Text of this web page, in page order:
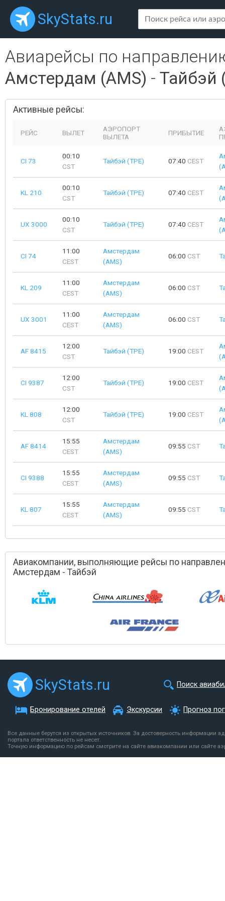
SkyStats.ru
Авиарейсы по
Амстердам (AMS) - Тайбэй
Активные рейсы:
РЕЙС ВЫЛЕТ
АЭРОПОРТ
ВЫЛЕТА
ПРИБЫТИЕ
CI 73
00:10
CST
Тайбэй (TPE) 07:40 CEST
KL 210
00:10
CST
Тайбэй (TPE) 07:40 CEST
UX 3000
00:10
CST
Тайбэй (TPE) 07:40 CEST
CI 74
11:00
CEST
Амстердам
(AMS)
06:00 CST
KL 209
11:00
CEST
Амстердам
(AMS)
06:00 CST
UX 3001
11:00
CEST
Амстердам
(AMS)
06:00 CST
AF 8415
12:00
CST
Тайбэй (TPE) 19:00 CEST
CI 9387
12:00
CST
Тайбэй (TPE) 19:00 CEST
KL 808
12:00
CST
Тайбэй (TPE) 19:00 CEST
AF 8414
15:55
CEST
Амстердам
(AMS)
09:55 CST
CI 9388
15:55
CEST
Амстердам
(AMS)
09:55 CST
KL 807
15:55
CEST
Амстердам
(AMS)
09:55 CST
Авиакомпании, выполняющие рейсы по
Амстердам - Тайбэй
SkyStats.ru Поиск
Бронирование отелей Экскурсии Прогноз
Все данные берутся из открытых источников. За достоверность информации
портала ответственность не несет.
Точную информацию по рейсам смотрите на сайте авиакомпании или сайте